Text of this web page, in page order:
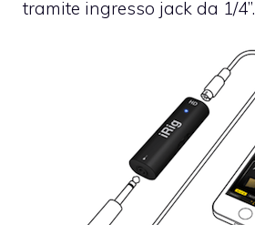
tramite ingresso jack da 1/4”.